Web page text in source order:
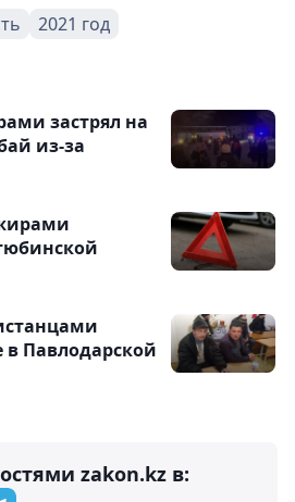
2021 год
застрял на
из-за
в Павлодарской
zakon.kz в: